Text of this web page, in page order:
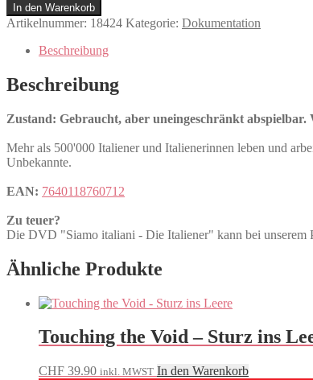
-
Die
Italiener
Menge
In den Warenkorb
Artikelnummer: 18424 Kategorie: Dokumentation
Beschreibung
Beschreibung
Zustand: Gebraucht, aber uneingeschränkt
Mehr als 500'000 Italiener und Italienerinnen leben und
Unbekannte.
EAN: 7640118760712
Zu teuer?
Die DVD "Siamo italiani - Die Italiener" kann bei
Ähnliche Produkte
Touching the Void – Sturz ins
CHF 39.90 inkl. MWST In den Warenkorb